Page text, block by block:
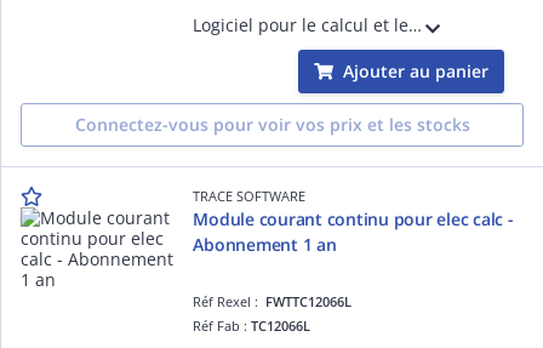
Logiciel pour le calcul et le dimensionnement d'installations électriques Basse tension (incluant la sélectivité par courbe, la filiation, la limitation, les exports) Norme internationale CEI. Version monoposte
Ajouter au panier
Connectez-vous pour voir vos prix et les stocks
TRACE SOFTWARE
Module courant continu pour elec calc -
Abonnement 1 an
Réf Rexel : FWTTC12066L
Réf Fab :TC12066L